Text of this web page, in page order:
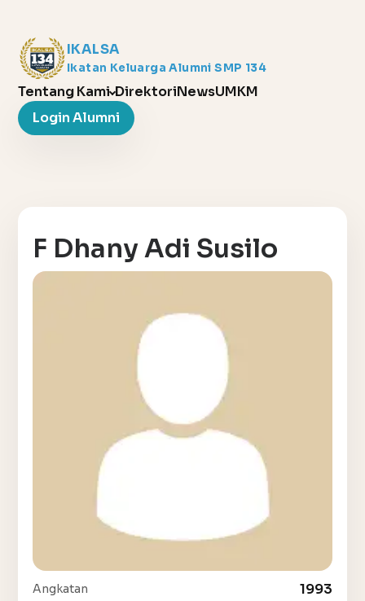
IKALSA
Ikatan Keluarga Alumni SMP 134
Tentang Kami DirektoriNewsUMKM
Login Alumni
F Dhany Adi Susilo
Angkatan 1993